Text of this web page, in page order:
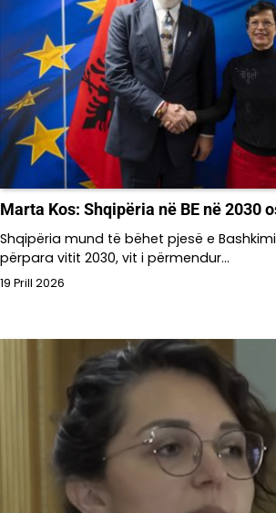
Marta Kos: Shqipëria në BE në 2030
Shqipëria mund të bëhet pjesë e
përpara vitit 2030, vit i përmendur…
19 Prill 2026